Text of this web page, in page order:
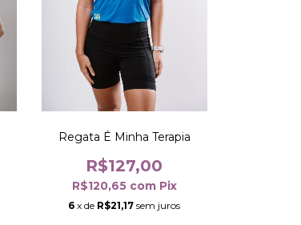
Regata É Minha Terapia
R$127,00
R$120,65 com Pix
6 x de R$21,17 sem juros